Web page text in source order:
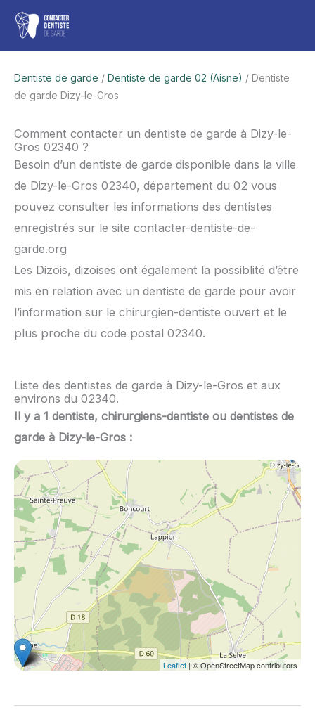
Aller
contenu
Dentiste de garde / Dentiste de garde 02 (Aisne) / Dentiste
de garde Dizy-le-Gros
Comment contacter un dentiste de garde à Dizy-le-
Gros 02340 ?
Besoin d’un dentiste de garde disponible dans la ville
de Dizy-le-Gros 02340, département du 02 vous
pouvez consulter les informations des dentistes
enregistrés sur le site contacter-dentiste-de-
garde.org
Les Dizois, dizoises ont également la possiblité d’être
mis en relation avec un dentiste de garde pour avoir
l’information sur le chirurgien-dentiste ouvert et le
plus proche du code postal 02340.
Liste des dentistes de garde à Dizy-le-Gros et aux
environs du 02340.
Il y a 1 dentiste, chirurgiens-dentiste ou dentistes de
garde à Dizy-le-Gros :
Leaflet | © OpenStreetMap contributors